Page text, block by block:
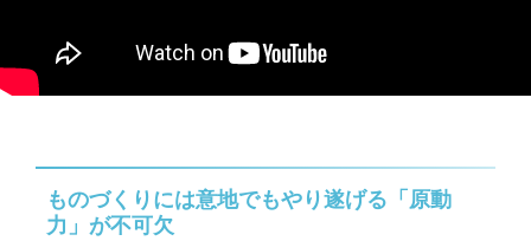
ものづくりには意地でもやり遂げる「原動
力」が不可欠